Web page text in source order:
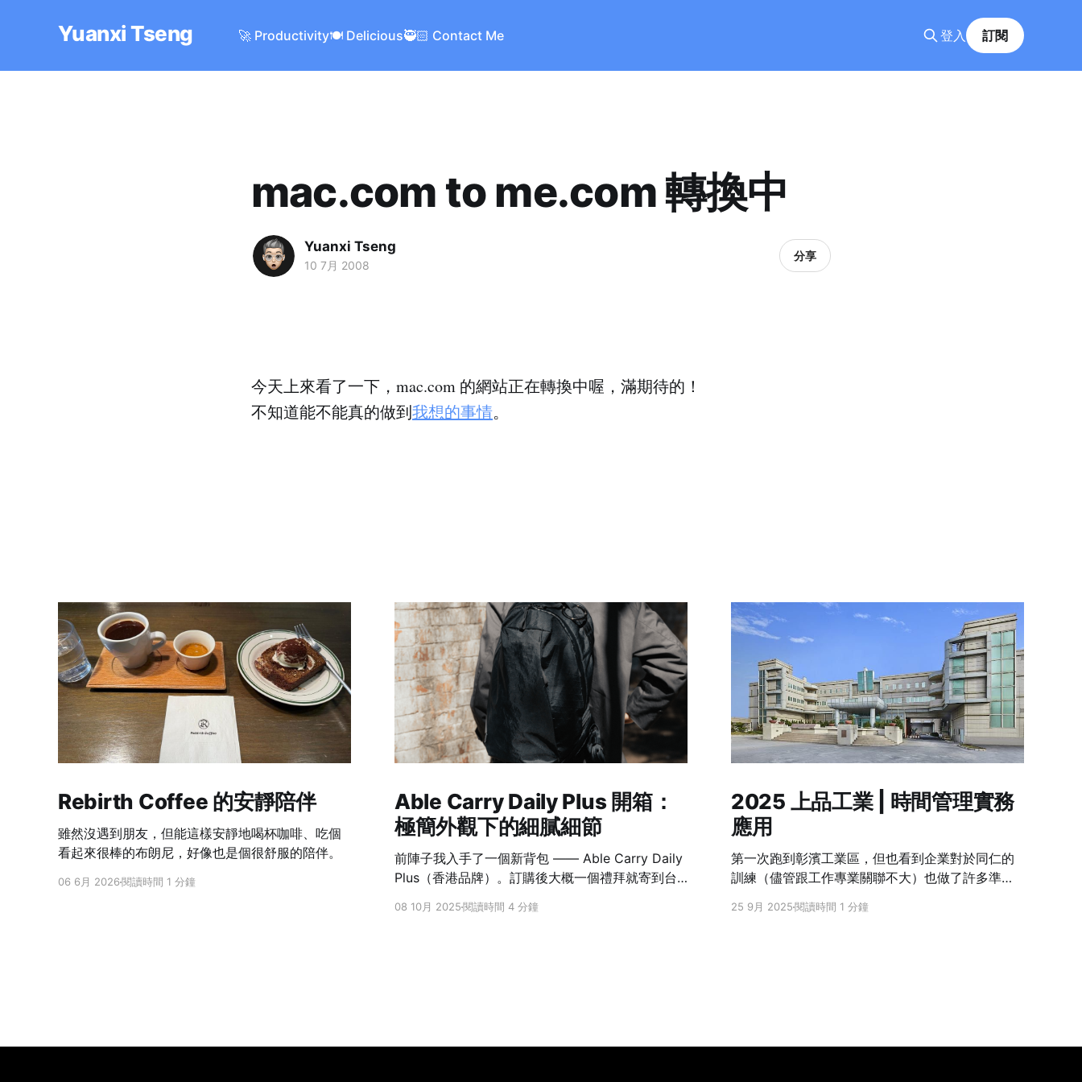
Yuanxi Tseng 🚀 Productivity🍽️ Delicious🥷🏻 Contact Me 登入 訂閱
mac.com to me.com 轉換中
Yuanxi Tseng
10 7月 2008
分享
今天上來看了一下，mac.com 的網站正在轉換中喔，滿期待的！
不知道能不能真的做到我想的事情。
Rebirth Coffee 的安靜陪伴
雖然沒遇到朋友，但能這樣安靜地喝杯咖啡、吃個
看起來很棒的布朗尼，好像也是個很舒服的陪伴。
06 6月 2026閱讀時間 1 分鐘
Able Carry Daily Plus 開箱：
極簡外觀下的細膩細節
前陣子我入手了一個新背包 —— Able Carry Daily
Plus（香港品牌）。訂購後大概一個禮拜就寄到台
極簡卻不單調，在線條乾淨的外型下，藏著許多細
來非常順滑，輕鬆就能打開，這在日常使用上非常
08 10月 2025閱讀時間 4 分鐘
2025 上品工業 | 時間管理實務
應用
第一次跑到彰濱工業區，但也看到企業對於同仁的
訓練（儘管跟工作專業關聯不大）也做了許多準
外，其實非常喜歡上品企業學習的風氣，不論是公
25 9月 2025閱讀時間 1 分鐘